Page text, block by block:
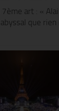
art : «
que